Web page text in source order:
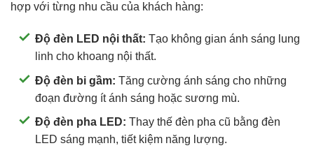
hợp với từng nhu cầu của khách hàng:
Độ đèn LED nội thất: Tạo không gian ánh sáng lung
linh cho khoang nội thất.
Độ đèn bi gầm: Tăng cường ánh sáng cho những
đoạn đường ít ánh sáng hoặc sương mù.
Độ đèn pha LED: Thay thế đèn pha cũ bằng đèn
LED sáng mạnh, tiết kiệm năng lượng.